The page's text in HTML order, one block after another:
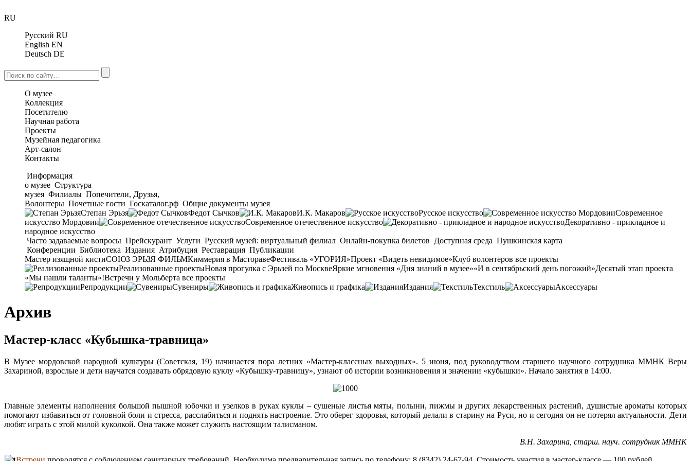
RU
Русский RU
English EN
Deutsch DE
О музее
Коллекция
Посетителю
Научная работа
Проекты
Музейная педагогика
Арт-салон
Контакты
Информация
о музее Структура
музея Филиалы Попечители, Друзья,
Волонтеры Почетные гости Госкаталог.рф Общие документы музея
Степан Эрьзя
Федот Сычков И.К. Макаров Русское искусство
Современное
искусство Мордовии
Современное отечественное искусство
Декоративно - прикладное и
народное искусство
Часто задаваемые вопросы Прейскурант Услуги Русский музей: виртуальный филиал Онлайн-покупка билетов Доступная среда Пушкинская карта
Конференции Библиотека Издания Атрибуция Реставрация Публикации
Мастер изящной кистиСОЮЗ ЭРЬЗЯ ФИЛЬМКиммерия в МасторавеФестиваль «УГОРИЯ»Проект «Видеть невидимое»Клуб волонтеров все проекты
Реализованные проектыНовая прогулка с Эрьзей по МосквеЯркие мгновения «Дня знаний в музее»«И в сентябрьский день погожий»Десятый этап проекта
«Мы нашли таланты»!Встречи у Мольберта все проекты
Репродукции
Сувениры Живопись и графика Издания Текстиль Аксессуары
Архив
Мастер-класс «Кубышка-травница»
В Музее мордовской народной культуры (Советская, 19) начинается пора летних «Мастер-классных выходных». 5 июня, под руководством старшего научного сотрудника ММНК Веры
Захариной, взрослые и дети научатся создавать обрядовую куклу «Кубышку-травницу», узнают об истории возникновения и значении «кубышки». Начало занятия в 14:00.
Главные элементы наполнения большой пышной юбочки и узелков в руках куклы – сушеные листья мяты, полыни, пижмы и других лекарственных растений, душистые ароматы которых
помогают избавиться от головной боли и стресса, расслабиться и поднять настроение. Это оберег здоровья, который делали в старину на Руси, но и сегодня он не потерял актуальности. Дети
любят играть с этой милой куколкой. Она также может служить настоящим талисманом.
В.Н. Захарина, старш. науч. сотрудник ММНК